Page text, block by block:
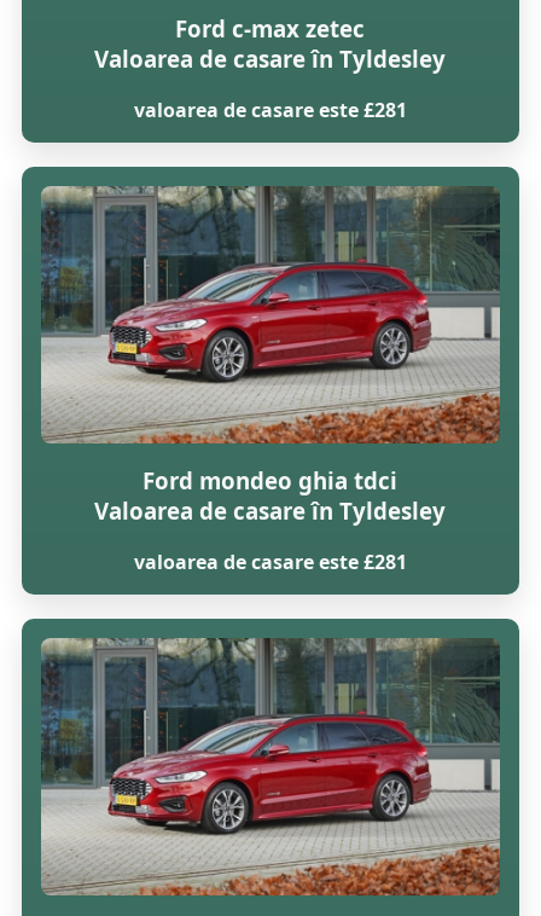
Ford c-max zetec
Valoarea de casare în Tyldesley
valoarea de casare este £281
Ford mondeo ghia tdci
Valoarea de casare în Tyldesley
valoarea de casare este £281